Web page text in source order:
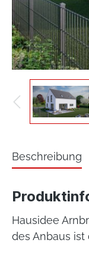
Beschreibung
Hausidee
des Anbaus ist